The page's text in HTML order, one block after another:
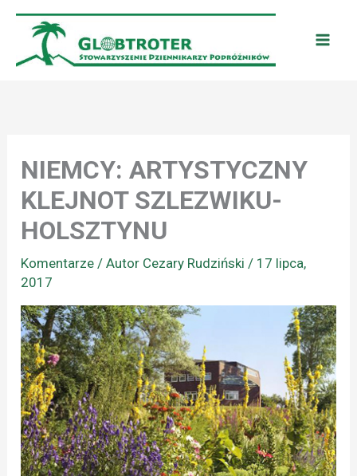
Przejdź
treści
NIEMCY: ARTYSTYCZNY
KLEJNOT SZLEZWIKU-
HOLSZTYNU
Komentarze / Autor Cezary Rudziński/ 17 lipca,
2017